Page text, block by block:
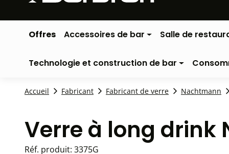
Offres Accessoires de bar Salle de
Technologie et construction de bar
Accueil Fabricant Fabricant de verre Nachtmann
Verre à long drink
Réf. produit: 3375G